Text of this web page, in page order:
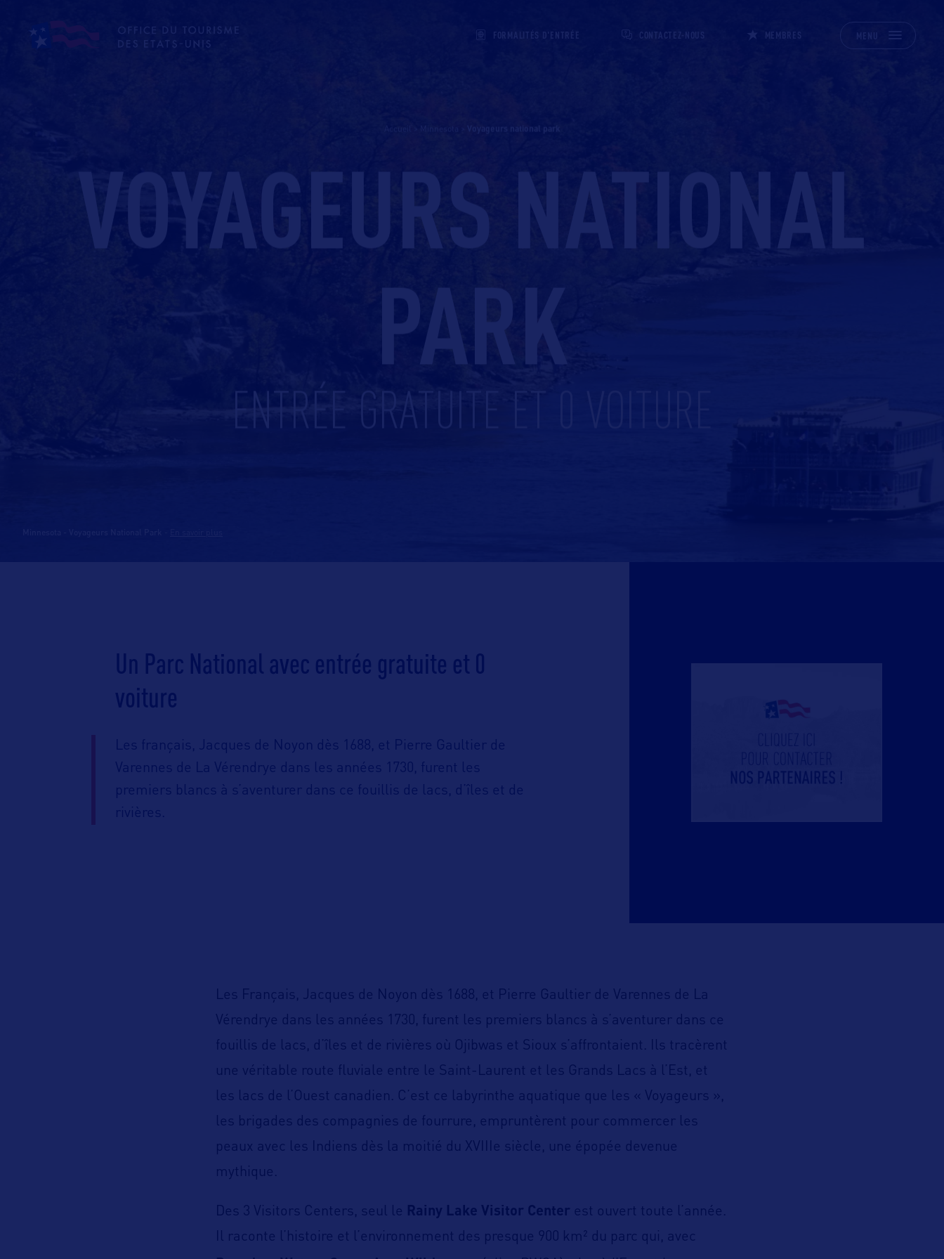
FORMALITÉS D'ENTRÉE CONTACTEZ-NOUS MEMBRES
voyageurs national park
VOYAGEURS NATIONAL
PARK
ENTRÉE GRATUITE ET 0 VOITURE
Un Parc National avec entrée gratuite et 0
voiture
Les français, Jacques de Noyon dès 1688, et Pierre Gaultier de
Varennes de La Vérendrye dans les années 1730, furent les
premiers blancs à s’aventurer dans ce fouillis de lacs, d’îles et de
rivières.
Les Français, Jacques de Noyon dès 1688, et Pierre Gaultier de Varennes de La
Vérendrye dans les années 1730, furent les premiers blancs à s’aventurer dans ce
fouillis de lacs, d’îles et de rivières où Ojibwas et Sioux s’affrontaient. Ils tracèrent
une véritable route fluviale entre le Saint-Laurent et les Grands Lacs à l’Est, et
les lacs de l’Ouest canadien. C’est ce labyrinthe aquatique que les « Voyageurs »,
les brigades des compagnies de fourrure, empruntèrent pour commercer les
peaux avec les Indiens dès la moitié du XVIIIe siècle, une épopée devenue
mythique.
Des 3 Visitors Centers, seul le Rainy Lake Visitor Center est ouvert toute l’année.
Il raconte l’histoire et l’environnement des presque 900 km² du parc qui, avec